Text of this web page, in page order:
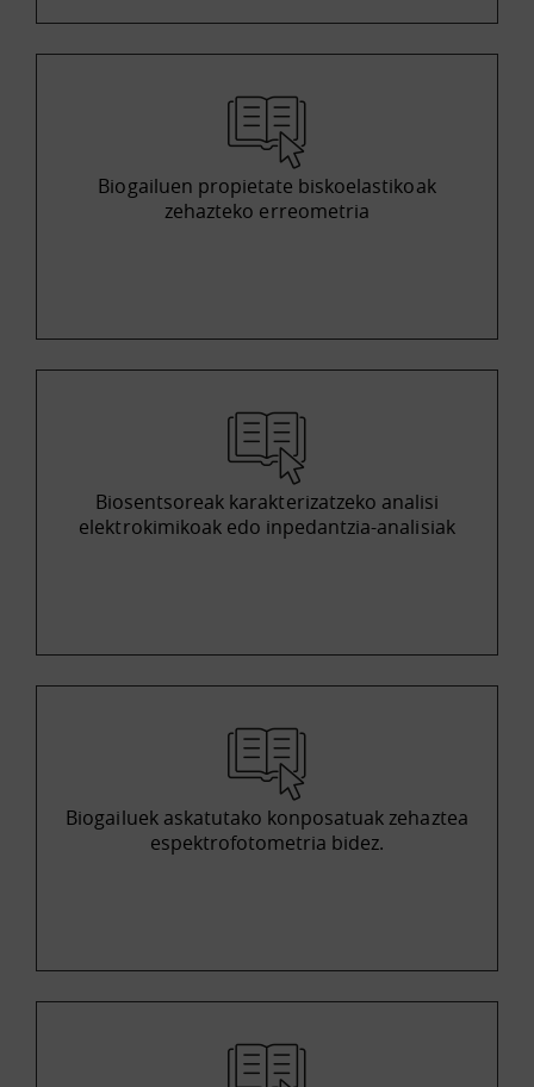
Biogailuen propietate biskoelastikoak
zehazteko erreometria
Biosentsoreak karakterizatzeko analisi
elektrokimikoak edo inpedantzia-analisiak
Biogailuek askatutako konposatuak zehaztea
espektrofotometria bidez.